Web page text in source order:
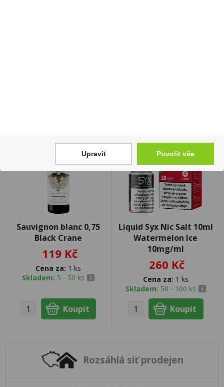
Sauvignon blanc 0,75
Black Crane
119 Kč
Cena za: 1 ks
Skladem: 5 - 50 ks
Liquid Syx Nic Salt 10ml
Watermelon Ice
10mg/ml
260 Kč
Cena za: 1 ks
Skladem: 50 - 100 ks
Rozsáhlá síť prodejen
Upravit Povolit vše